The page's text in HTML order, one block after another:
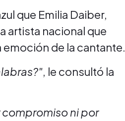
que Emilia Daiber,
artista nacional que
emoción de la cantante.
, le consultó la
ni por